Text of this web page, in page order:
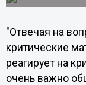
"Отвечая на
критические
реагирует на
очень важно